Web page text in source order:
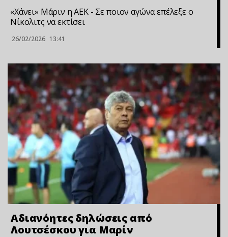
«Χάνει» Μάριν η ΑΕΚ - Σε ποιον αγώνα επέλεξε ο
Νίκολιτς να εκτίσει
26/02/2026 13:41
Αδιανόητες δηλώσεις από
Λουτσέσκου για Μαρίν